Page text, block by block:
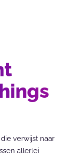
verwijst naar
allerlei